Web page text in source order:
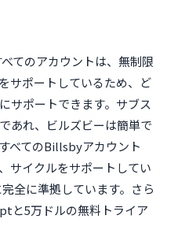
てのアカウントは、無制限
サポートしているため、ど
サポートできます。サブス
あれ、ビルズビーは簡単で
べてのBillsbyアカウント
サイクルをサポートしてい
全に準拠しています。さら
と5万ドルの無料トライア